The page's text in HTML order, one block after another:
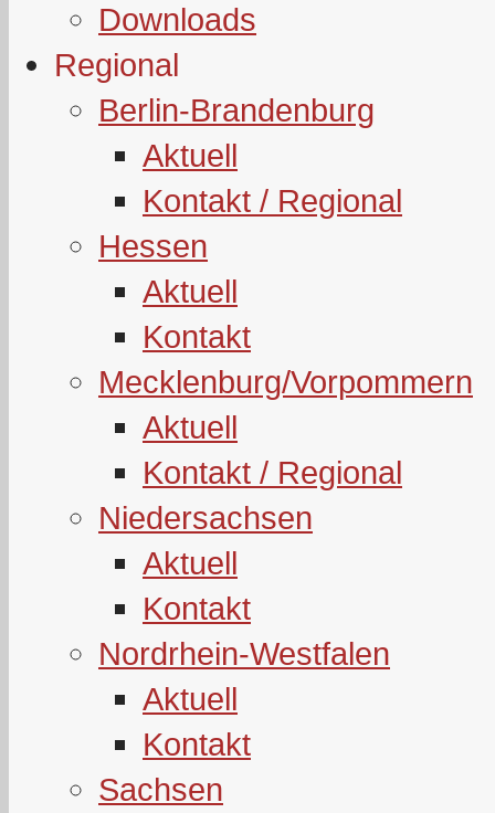
Downloads
Regional
Berlin-Brandenburg
Aktuell
Kontakt / Regional
Hessen
Aktuell
Kontakt
Mecklenburg/Vorpommern
Aktuell
Kontakt / Regional
Niedersachsen
Aktuell
Kontakt
Nordrhein-Westfalen
Aktuell
Kontakt
Sachsen